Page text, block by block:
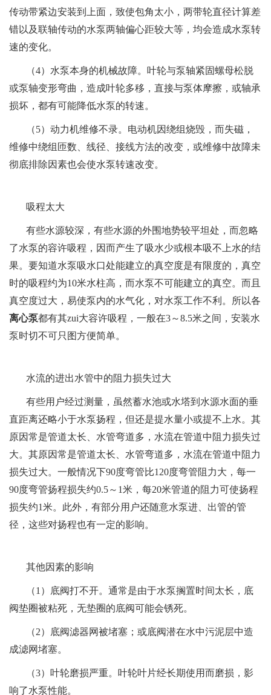
传动带紧边安装到上面，致使包角太小，两带轮直径计算差
错以及联轴传动的水泵两轴偏心距较大等，均会造成水泵转
速的变化。
（4）水泵本身的机械故障。叶轮与泵轴紧固螺母松脱
或泵轴变形弯曲，造成叶轮多移，直接与泵体摩擦，或轴承
损坏，都有可能降低水泵的转速。
（5）动力机维修不录。电动机因绕组烧毁，而失磁，
维修中绕组匝数、线径、接线方法的改变，或维修中故障未
彻底排除因素也会使水泵转速改变。
吸程太大
有些水源较深，有些水源的外围地势较平坦处，而忽略
了水泵的容许吸程，因而产生了吸水少或根本吸不上水的结
果。要知道水泵吸水口处能建立的真空度是有限度的，真空
时的吸程约为10米水柱高，而水泵不可能建立的真空。而且
真空度过大，易使泵内的水气化，对水泵工作不利。所以各
离心泵都有其zui大容许吸程，一般在3～8.5米之间，安装水
泵时切不可只图方便简单。
水流的进出水管中的阻力损失过大
有些用户经过测量，虽然蓄水池或水塔到水源水面的垂
直距离还略小于水泵扬程，但还是提水量小或提不上水。其
原因常是管道太长、水管弯道多，水流在管道中阻力损失过
大。其原因常是管道太长、水管弯道多，水流在管道中阻力
损失过大。一般情况下90度弯管比120度弯管阻力大，每一
90度弯管扬程损失约0.5～1米，每20米管道的阻力可使扬程
损失约1米。此外，有部分用户还随意水泵进、出管的管
径，这些对扬程也有一定的影响。
其他因素的影响
（1）底阀打不开。通常是由于水泵搁置时间太长，底
阀垫圈被粘死，无垫圈的底阀可能会锈死。
（2）底阀滤器网被堵塞；或底阀潜在水中污泥层中造
成滤网堵塞。
（3）叶轮磨损严重。叶轮叶片经长期使用而磨损，影
响了水泵性能。